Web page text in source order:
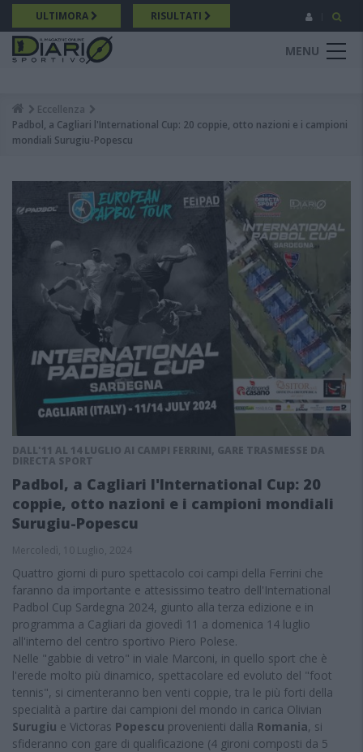
Salta
al
contenuto
principale
ULTIMORA RISULTATI
MENU
Breadcrumb
Eccellenza
Padbol, a Cagliari l'International Cup: 20 coppie, otto nazioni e i campioni
mondiali Surugiu-Popescu
DALL'11 AL 14 LUGLIO AI CAMPI FERRINI, GARE TRASMESSE DA
DIRECTA SPORT
Padbol, a Cagliari l'International Cup: 20
coppie, otto nazioni e i campioni mondiali
Surugiu-Popescu
Mercoledì, 10 Luglio, 2024
Quattro giorni di puro spettacolo coi campi della Ferrini che
faranno da importante e attesissimo teatro dell'International
Padbol Cup Sardegna 2024, giunto alla terza edizione e in
programma a Cagliari da giovedì 11 a domenica 14 luglio
all'interno del centro sportivo Piero Polese.
Nelle "gabbie di vetro" in viale Marconi, in quello sport che è
l'erede molto più dinamico, spettacolare ed evoluto del "foot
tennis", si cimenteranno ben venti coppie, tra le più forti della
specialità a partire dai campioni del mondo in carica Olivian
Surugiu e Victoras Popescu provenienti dalla Romania, si
sfideranno con gare di qualificazione (4 gironi composti da 5